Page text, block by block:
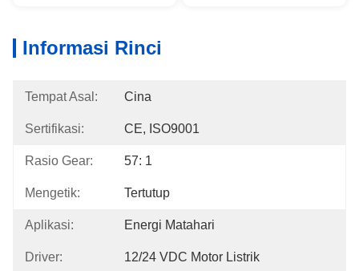
Informasi Rinci
Tempat Asal: Cina
Sertifikasi: CE, ISO9001
Rasio Gear: 57: 1
Mengetik: Tertutup
Aplikasi: Energi Matahari
Driver: 12/24 VDC Motor Listrik